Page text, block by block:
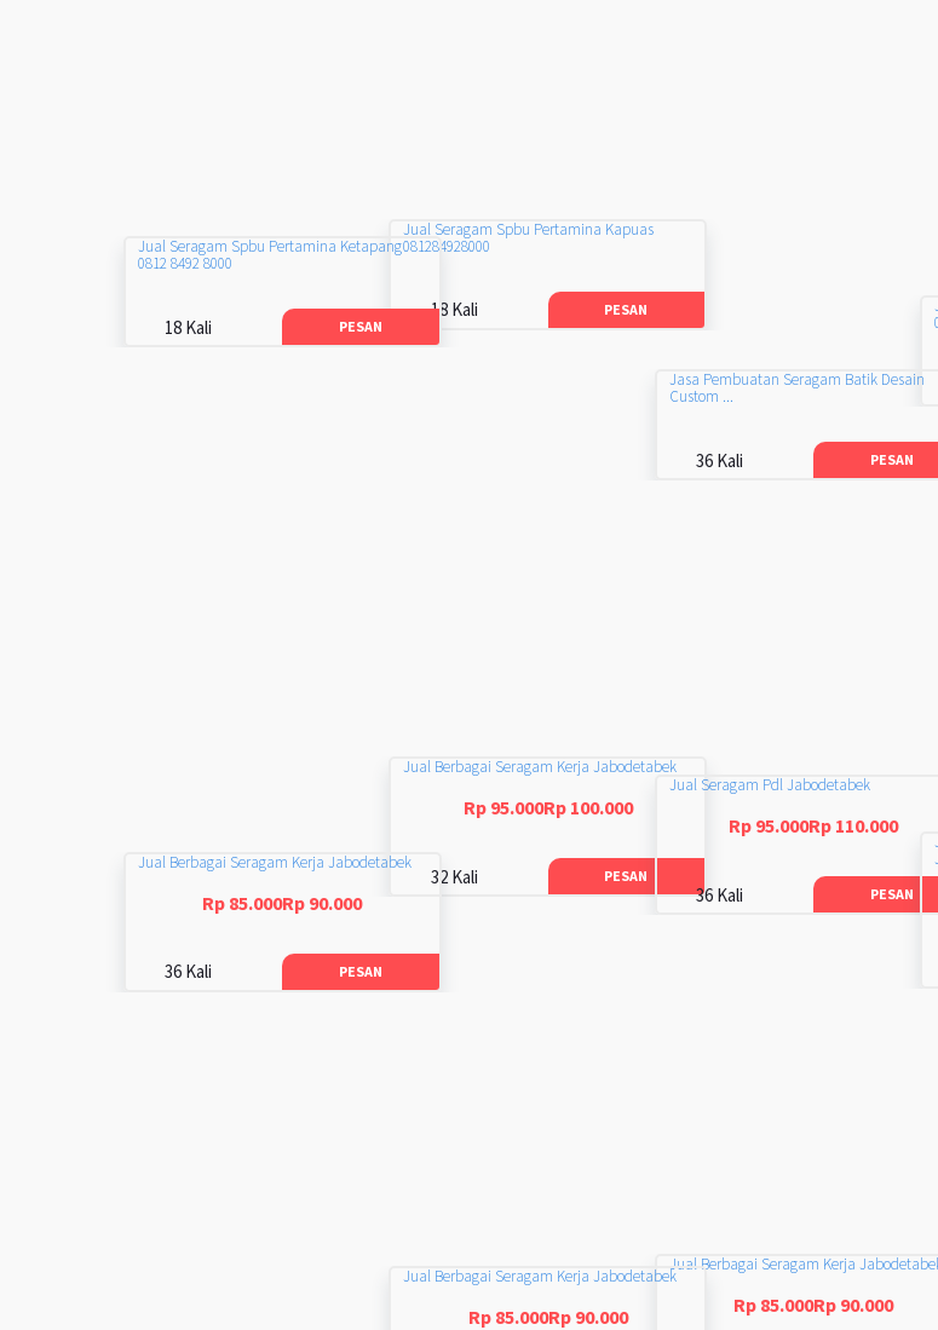
Jual Seragam Spbu Pertamina Kapuas
081284928000
18 Kali PESAN
Jual Seragam Spbu Pertamina Ketapang
0812 8492 8000
18 Kali PESAN
Jasa Pembuatan Seragam Batik Desain
Custom ...
36 Kali PESAN
Jual Berbagai Seragam Kerja Jabodetabek
Rp 95.000Rp 100.000
32 Kali PESAN
Jual Seragam Pdl Jabodetabek
Rp 95.000Rp 110.000
36 Kali PESAN
Jual Berbagai Seragam Kerja Jabodetabek
Rp 85.000Rp 90.000
36 Kali PESAN
Jual Berbagai Seragam Kerja
Rp 85.000Rp 90.000
Jual Berbagai Seragam Kerja Jabodetabek
Rp 85.000Rp 90.000